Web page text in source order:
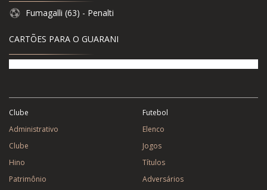
Fumagalli (63) - Penalti
CARTÕES PARA O GUARANI
Clube
Administrativo
Clube
Hino
Patrimônio
Futebol
Elenco
Jogos
Títulos
Adversários